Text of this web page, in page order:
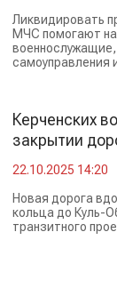
Ликвидировать
МЧС помогают
самоуправления
Керченских
закрытии
22.10.2025 14:20
Новая дорога
кольца до Куль-
транзитного